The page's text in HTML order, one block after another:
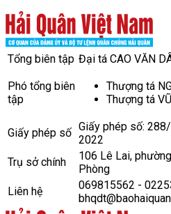
Tổng biên tập Đại tá CAO VĂN
Phó tổng biên
tập
Thượng tá
Thượng tá
Giấy phép số Giấy phép số:
2022
Trụ sở chính
106 Lê Lai,
Phòng
Liên hệ
069815562 -